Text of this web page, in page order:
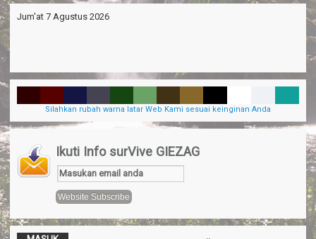
Jum'at 7 Agustus 2026
Silahkan rubah warna latar Web Kami sesuai keinginan Anda
Ikuti Info surVive GIEZAG